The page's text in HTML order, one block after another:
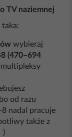
TV naziemnej
wybieraj
(470–694
multipleksy
od razu
nadal pracuje
także z
)